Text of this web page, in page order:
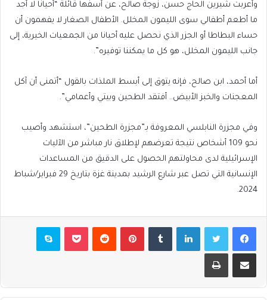
وأعربت شيرين الحاج حسن، زوجة صالح، عن أسفها قائلة “أحيانا لا أجد
ما أطعم أطفالي سوى الليمون المخلل. الأطفال الصغار لا يفهمون أن
حساء البطاطا أو الجزر الذي نحصل عليه أحيانا من الجمعيات الخيرية، إلى
جانب الليمون المخلل، هو كل ما يمكننا توفيره”.
أما أحمد، ابن صالح، فإنه يتوق إلى أبسط الملذات بالقول “أتمنى أن آكل
المعجنات والخبز الأبيض.. أفتقد الطحين وبيتي وأعمامي”.
وفي مجزرة النابلسي المعروفة بـ”مجزرة الطحين”، استشهد وأصيب
نحو 109 أشخاص نتيجة تعرضهم لإطلاق نار مباشر من الآليات
الإسرائيلية لدى محاولتهم الحصول على الدقيق من المساعدات
الإنسانية التي تصل عبر شارع الرشيد بمدينة غزة بتاريخ 29 فبراير/شباط
2024.
فيسبوكتويتر لينكدإن بينتيريست بوكيت سكايب
مشاركة عبر البريد طباعة